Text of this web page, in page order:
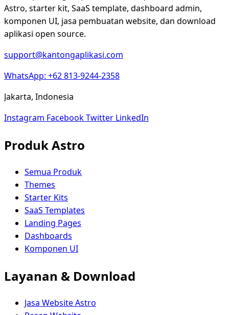
Astro, starter kit, SaaS template, dashboard admin,
komponen UI, jasa pembuatan website, dan download
aplikasi open source.
support@kantongaplikasi.com
WhatsApp: +62 813-9244-2358
Jakarta, Indonesia
Instagram FacebookTwitter LinkedIn
Produk Astro
Semua Produk
Themes
Starter Kits
SaaS Templates
Landing Pages
Dashboards
Komponen UI
Layanan & Download
Jasa Website Astro